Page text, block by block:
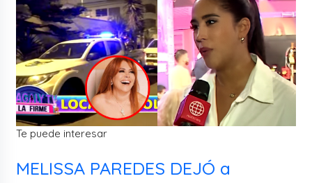
Te puede interesar
MELISSA PAREDES DEJÓ a